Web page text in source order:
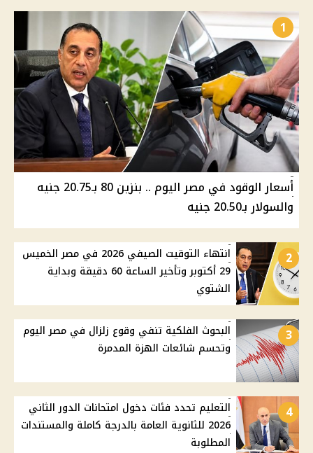
1
أسعار الوقود في مصر اليوم .. بنزين 80 بـ20.75 جنيه
والسولار بـ20.50 جنيه
2
انتهاء التوقيت الصيفي 2026 في مصر الخميس
29 أكتوبر وتأخير الساعة 60 دقيقة وبداية
الشتوي
3
البحوث الفلكية تنفي وقوع زلزال في مصر اليوم
وتحسم شائعات الهزة المدمرة
4
التعليم تحدد فئات دخول امتحانات الدور الثاني
2026 للثانوية العامة بالدرجة كاملة والمستندات
المطلوبة